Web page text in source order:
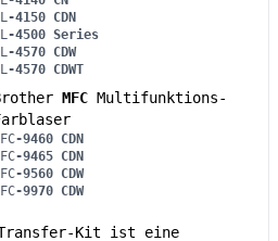
-4150 CDN
-4500 Series
-4570 CDW
-4570 CDWT
MFC Multifunktions-
-9460 CDN
-9465 CDN
-9560 CDW
-9970 CDW
Transfer-Kit ist eine